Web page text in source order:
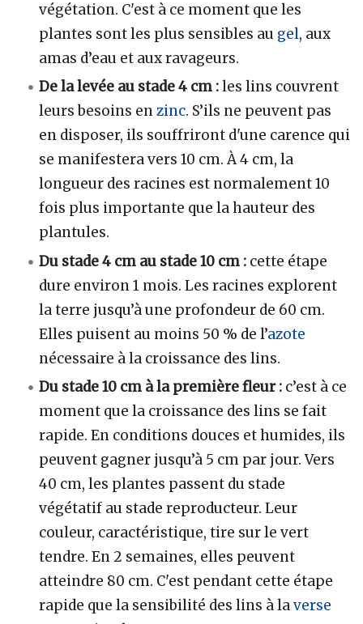
végétation. C'est à ce moment que les
plantes sont les plus sensibles au gel, aux
amas d’eau et aux ravageurs.
De la levée au stade 4 cm :les lins couvrent
leurs besoins enzinc. S’ils ne peuvent pas
en disposer, ils souffriront d'une carence qui
se manifestera vers 10 cm. À 4 cm, la
longueur des racines est normalement 10
fois plus importante que la hauteur des
plantules.
Du stade 4 cm au stade 10 cm : cette étape
dure environ 1 mois. Les racines explorent
la terre jusqu’à une profondeur de 60 cm.
Elles puisent au moins 50 % de l’azote
nécessaire à la croissance des lins.
Du stade 10 cm à la première fleur : c’est à ce
moment que la croissance des lins se fait
rapide. En conditions douces et humides, ils
peuvent gagner jusqu’à 5 cm par jour. Vers
40 cm, les plantes passent du stade
végétatif au stade reproducteur. Leur
couleur, caractéristique, tire sur le vert
tendre. En 2 semaines, elles peuvent
atteindre 80 cm. C'est pendant cette étape
rapide que la sensibilité des lins à laverse